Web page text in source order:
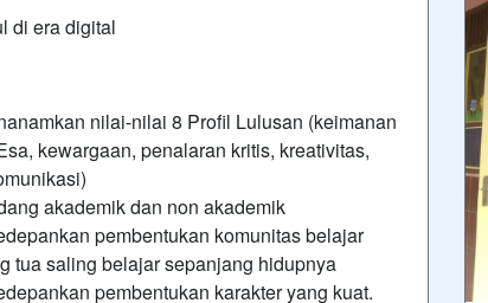
di era digital
nilai-nilai 8 Profil Lulusan (keimanan
kewargaan, penalaran kritis, kreativitas,
akademik dan non akademik
pembentukan komunitas belajar
tua saling belajar sepanjang hidupnya
pembentukan karakter yang kuat.